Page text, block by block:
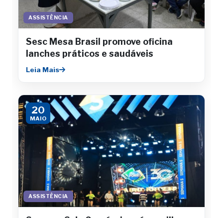
ASSISTÊNCIA
Sesc Mesa Brasil promove oficina
lanches práticos e saudáveis
Leia Mais
20
MAIO
ASSISTÊNCIA